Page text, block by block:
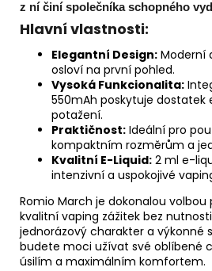
z ní činí společníka schopného
Hlavní vlastnosti:
Elegantní Design: Moderní
osloví na první pohled.
Vysoká Funkcionalita:
550mAh poskytuje dostatek
potažení.
Praktičnost: Ideální pro
kompaktním rozměrům a
Kvalitní E-Liquid: 2 ml e-
intenzivní a uspokojivé
Romio March je dokonalou
kvalitní vaping zážitek bez
jednorázový charakter a výkonné
budete moci užívat své oblíbené
úsilím a maximálním komfortem.